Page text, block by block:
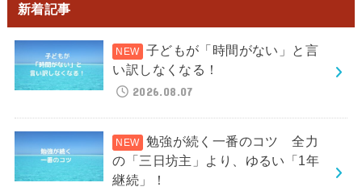
新着記事
子どもが「時間がない」と言
い訳しなくなる！
2026.08.07
勉強が続く一番のコツ 全力
の「三日坊主」より、ゆるい「1年
継続」！